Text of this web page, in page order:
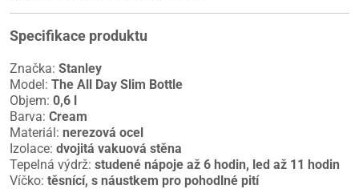
Specifikace produktu
Značka: Stanley
Model: The All Day Slim Bottle
Objem: 0,6 l
Barva: Cream
Materiál: nerezová ocel
Izolace: dvojitá vakuová stěna
Tepelná výdrž: studené nápoje až 6 hodin, led až 11 hodin
Víčko: těsnící, s náustkem pro pohodlné pití